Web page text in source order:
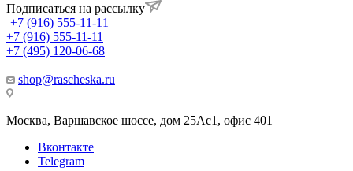
Подписаться на рассылку
+7 (916) 555-11-11
+7 (916) 555-11-11
+7 (495) 120-06-68
shop@rascheska.ru
Москва, Варшавское шоссе, дом 25Аc1, офис 401
Вконтакте
Telegram